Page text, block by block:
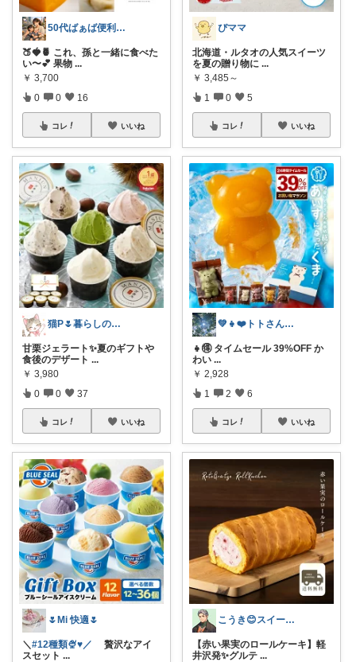
50代ばぁば便利ROOM
🍑🍓🍍 これ、孫と一緒に食べた
い〜💕 果物 ...
￥ 3,700
0 0 16
コレ いいね
猫P🌷暮らしの中で見つけたお気に入り
甘栗ジェラート✨夏のギフトや
食後のデザート ...
￥ 3,980
0 0 37
コレ いいね
🌷Mi 快適🌷
＼ #12種類🍨♥️／ 贅沢なアイ
スセット ...
ぴママ
北海道・ルタオの人気スイーツ
を夏の贈り物に ...
￥ 3,485～
1 0 5
コレ いいね
💚👧❤️トトさん 8月🥵
👧🉐 タイムセール 39%OFF か
わい ...
￥ 2,928
1 2 6
コレ いいね
こうき😊スイーツ&生活アイテム
【赤い果実のロールケーキ】軽
井沢発✨グルテ ...